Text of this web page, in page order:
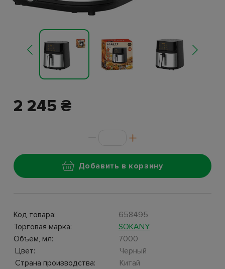
2 245 ₴
Добавить в корзину
Код товара:
658495
Торговая марка:
SOKANY
Объем, мл:
7000
Цвет:
Черный
Страна производства:
Китай